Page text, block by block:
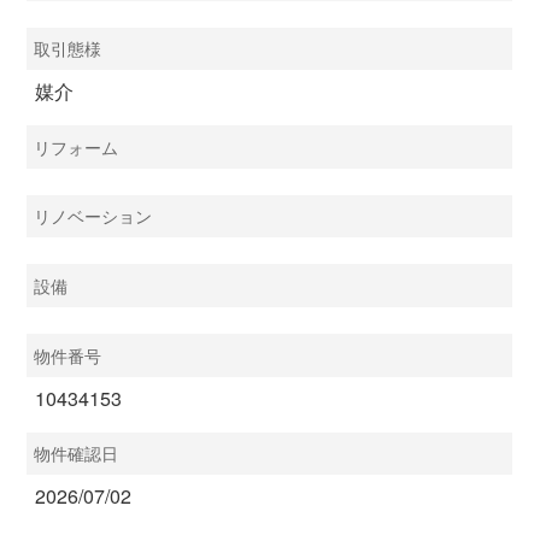
取引態様
媒介
リフォーム
リノベーション
設備
物件番号
10434153
物件確認日
2026/07/02